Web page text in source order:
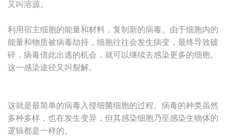
又叫溶源。
利用宿主细胞的能量和材料，复制新的病毒。由于细胞内的
能量和物质被病毒劫持，细胞往往会发生病变，最终导致破
碎，病毒借此出逃的机会，就可以继续去感染更多的细胞。
这一感染途径又叫裂解。
这就是最简单的病毒入侵细菌细胞的过程。病毒的种类虽然
多种多样，也在发生变异，但其感染细胞乃至感染生物体的
逻辑都是一样的。